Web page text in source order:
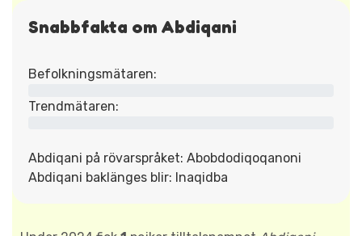
Snabbfakta om Abdiqani
Befolkningsmätaren:
Trendmätaren:
Abdiqani på rövarspråket: Abobdodiqoqanoni
Abdiqani baklänges blir: Inaqidba